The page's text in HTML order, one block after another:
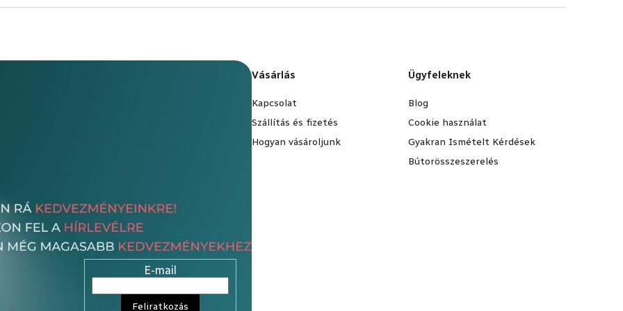
E-mail
Feliratkozás
Vásárlás
Kapcsolat
Szállítás és fizetés
Hogyan vásároljunk
Ügyfeleknek
Blog
Cookie használat
Gyakran Ismételt Kérdések
Bútorösszeszerelés